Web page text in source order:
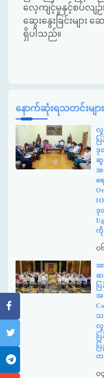
လေ့ကျင့်မှုနှင့်စပ်လ
ဆွေးနွေးခြင်းများ
ရှိပါသည်။
နောက်ဆုံးရသတင်းများ
လူ
ပ
ဒု
ဆွ
အ
ရ
ဒု
ကို
၀
အ
ဆ
ပ
အ
သ
လူ
ပ
ပ
တ
၀